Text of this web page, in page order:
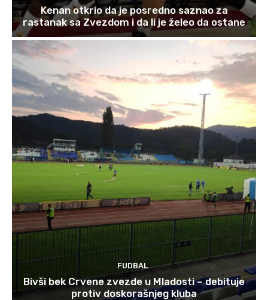
Kenan otkrio da je posredno saznao za
rastanak sa Zvezdom i da li je želeo da ostane
FUDBAL
Bivši bek Crvene zvezde u Mladosti – debituje
protiv doskorašnjeg kluba